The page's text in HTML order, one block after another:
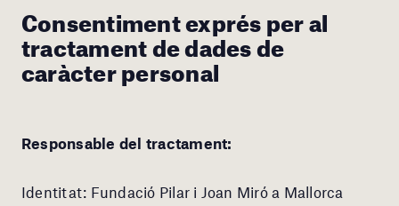
Consentiment exprés per al
tractament de dades de
caràcter personal
Responsable del tractament:
Identitat: Fundació Pilar i Joan Miró a Mallorca